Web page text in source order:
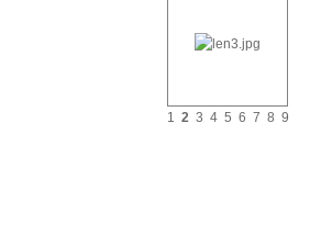
1 2 3 4 5 6 7 8 9